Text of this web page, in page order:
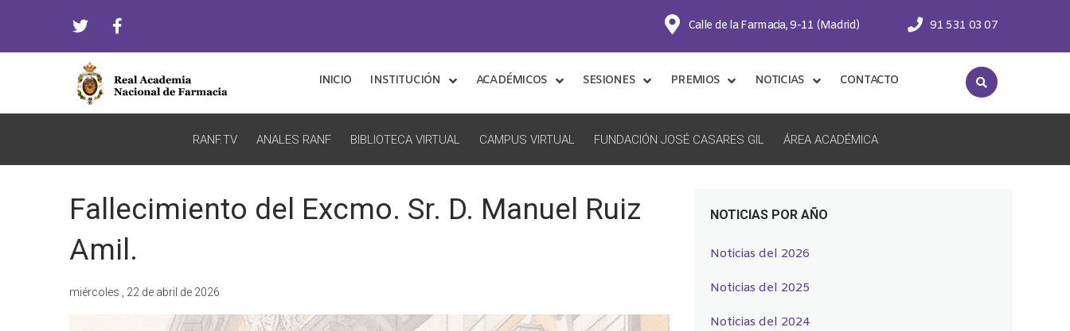
Calle de la Farmacia, 9-11 (Madrid) 91 531 03 07
INICIO INSTITUCIÓN ACADÉMICOS SESIONES PREMIOS NOTICIAS CONTACTO
RANF.TV ANALES RANF BIBLIOTECA VIRTUAL CAMPUS VIRTUAL FUNDACIÓN JOSÉ CASARES GIL ÁREA ACADÉMICA
Fallecimiento del Excmo. Sr. D. Manuel Ruiz
Amil.
miércoles , 22 de abril de 2026
NOTICIAS POR AÑO
Noticias del 2026
Noticias del 2025
Noticias del 2024